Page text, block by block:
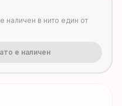
наличен в нито един от
е наличен